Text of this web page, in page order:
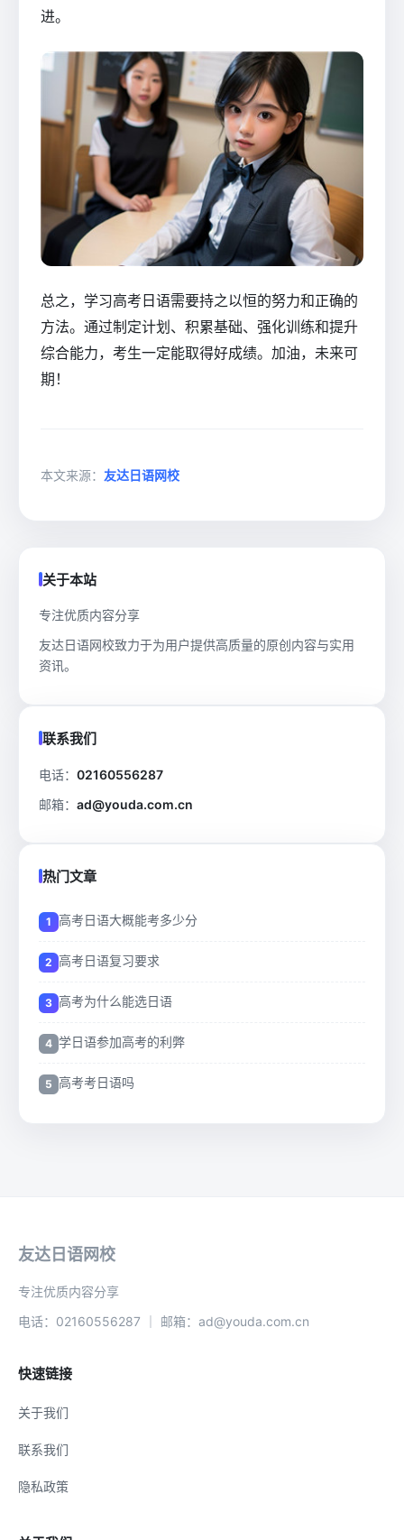
进。
总之，学习高考日语需要持之以恒的努力和正确的
方法。通过制定计划、积累基础、强化训练和提升
综合能力，考生一定能取得好成绩。加油，未来可
期！
本文来源： 友达日语网校
关于本站
专注优质内容分享
友达日语网校致力于为用户提供高质量的原创内容与实用
资讯。
联系我们
电话： 02160556287
邮箱： ad@youda.com.cn
热门文章
高考日语大概能考多少分
高考日语复习要求
高考为什么能选日语
学日语参加高考的利弊
高考考日语吗
友达日语网校
专注优质内容分享
电话：02160556287 ｜ 邮箱：ad@youda.com.cn
快速链接
关于我们
联系我们
隐私政策